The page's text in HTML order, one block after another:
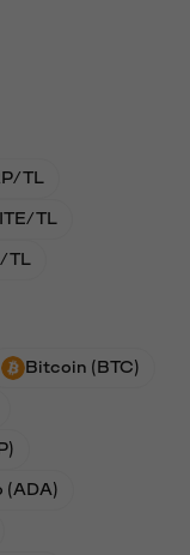
TL
TL
TL
Bitcoin (BTC)
(ADA)